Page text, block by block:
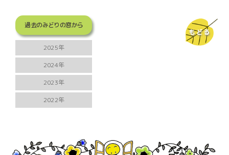
もどる
過去のみどりの窓から
2025年
2024年
2023年
2022年